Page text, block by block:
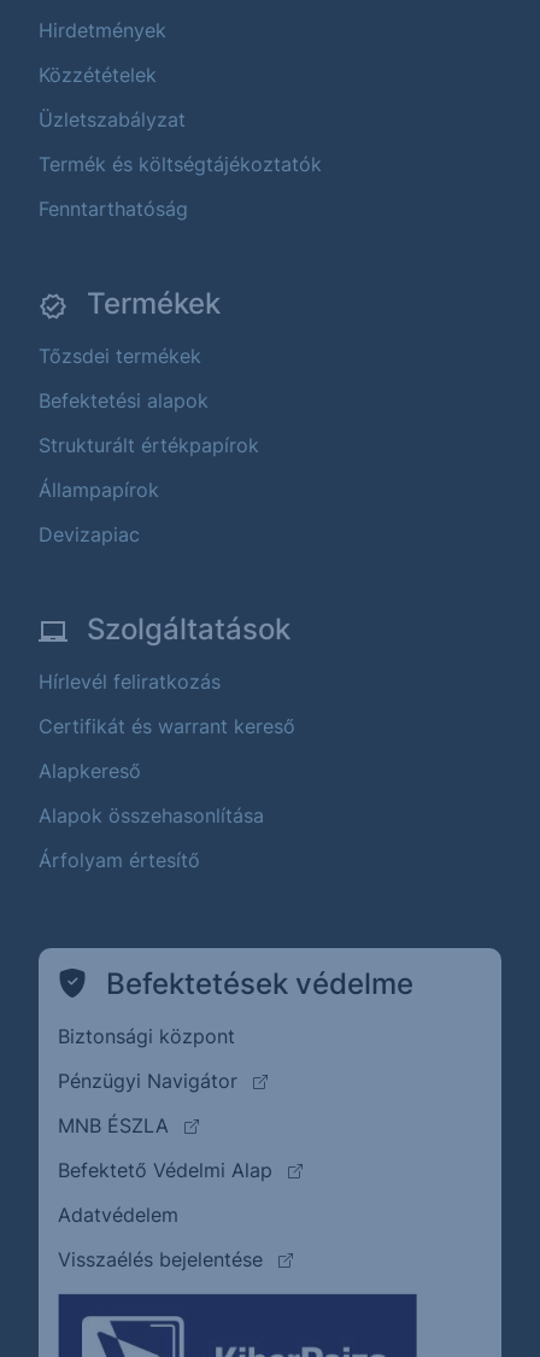
Hirdetmények
Közzétételek
Üzletszabályzat
Termék és költségtájékoztatók
Fenntarthatóság
Termékek
Tőzsdei termékek
Befektetési alapok
Strukturált értékpapírok
Állampapírok
Devizapiac
Szolgáltatások
Hírlevél feliratkozás
Certifikát és warrant kereső
Alapkereső
Alapok összehasonlítása
Árfolyam értesítő
Befektetések védelme
Biztonsági központ
Pénzügyi Navigátor
(külső oldalra ugrik)
MNB ÉSZLA
(külső oldalra ugrik)
Befektető Védelmi Alap
(külső oldalra ugrik)
Adatvédelem
Visszaélés bejelentése
(külső oldalra ugrik)